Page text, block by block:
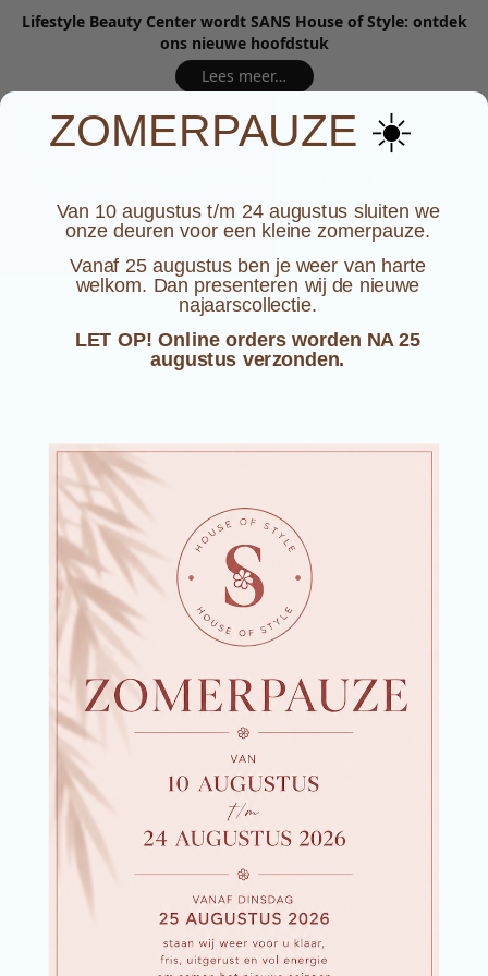
Lifestyle Beauty Center wordt SANS House of Style: ontdek
ons nieuwe hoofdstuk
Lees meer…
ZOMERPAUZE ☀️
Van 10 augustus t/m 24 augustus sluiten we
onze deuren voor een kleine zomerpauze.
Vanaf 25 augustus ben je weer van harte
welkom. Dan presenteren wij de nieuwe
najaarscollectie.
LET OP! Online orders worden NA 25
augustus verzonden.